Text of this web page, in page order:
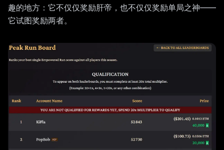
趣的地方：它不仅仅奖励肝帝，也不仅仅奖励单局之神——
它试图奖励两者。